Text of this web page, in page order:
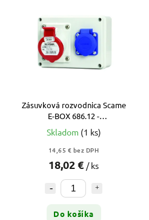
Zásuvková rozvodnica Scame
E-BOX 686.12 -
16A/5p/1x230V (bez istenia)
Skladom (1 ks)
14,65 € bez DPH
18,02 € / ks
Do košíka